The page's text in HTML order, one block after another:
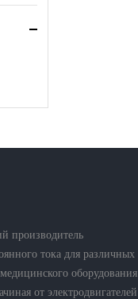
производитель
тока для различных
оборудования
от электродвигателей